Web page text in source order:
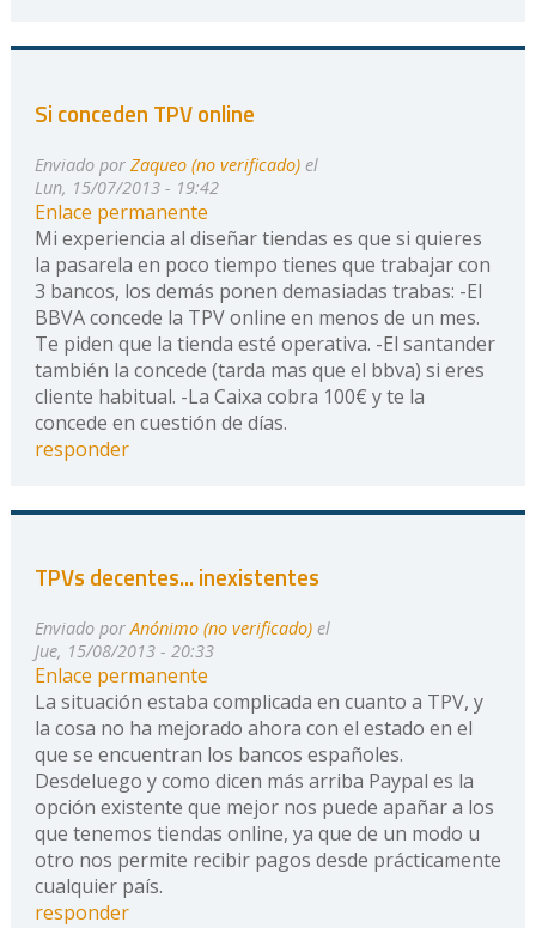
Si conceden TPV online
Enviado por Zaqueo (no verificado)el
Lun, 15/07/2013 - 19:42
Enlace permanente
Mi experiencia al diseñar tiendas es que si quieres
la pasarela en poco tiempo tienes que trabajar con
3 bancos, los demás ponen demasiadas trabas: -El
BBVA concede la TPV online en menos de un mes.
Te piden que la tienda esté operativa. -El santander
también la concede (tarda mas que el bbva) si eres
cliente habitual. -La Caixa cobra 100€ y te la
concede en cuestión de días.
responder
TPVs decentes... inexistentes
Enviado porAnónimo (no verificado)el
Jue, 15/08/2013 - 20:33
Enlace permanente
La situación estaba complicada en cuanto a TPV, y
la cosa no ha mejorado ahora con el estado en el
que se encuentran los bancos españoles.
Desdeluego y como dicen más arriba Paypal es la
opción existente que mejor nos puede apañar a los
que tenemos tiendas online, ya que de un modo u
otro nos permite recibir pagos desde prácticamente
cualquier país.
responder